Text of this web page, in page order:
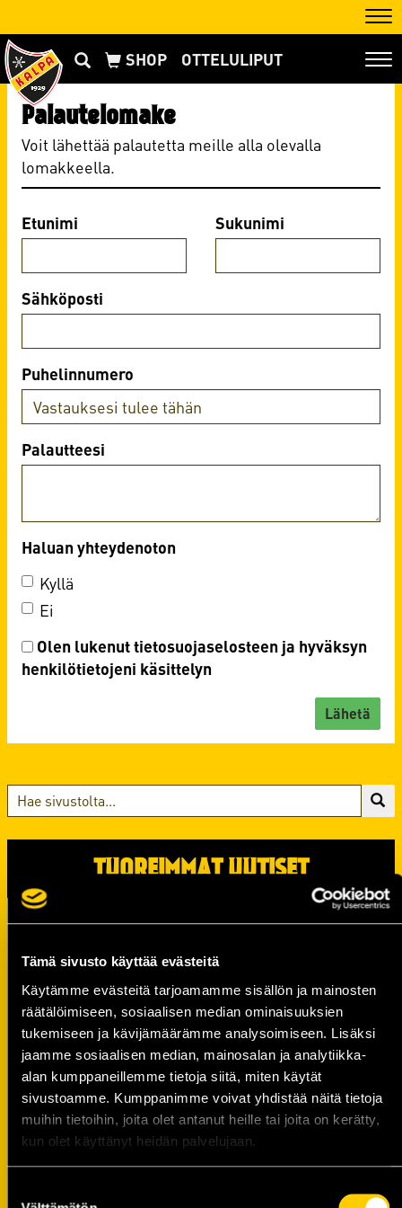
Tämä sivusto käyttää evästeitä
Käytämme evästeitä tarjoamamme sisällön ja mainosten
räätälöimiseen, sosiaalisen median ominaisuuksien
tukemiseen ja kävijämäärämme analysoimiseen. Lisäksi
jaamme sosiaalisen median, mainosalan ja analytiikka-
alan kumppaneillemme tietoja siitä, miten käytät
sivustoamme. Kumppanimme voivat yhdistää näitä tietoja
muihin tietoihin, joita olet antanut heille tai joita on kerätty,
kun olet käyttänyt heidän palvelujaan.
OTTELULIPUT
Palautelomake
Voit lähettää palautetta meille alla olevalla
lomakkeella.
Etunimi Sukunimi
Sähköposti
Puhelinnumero
Palautteesi
Haluan yhteydenoton
Kyllä
Ei
Olen lukenuttietosuojaselosteen ja hyväksyn
henkilötietojeni käsittelyn
Lähetä
TUOREIMMAT UUTISET
07.08.
06.08.
KalPan kapteenisto Liiga-kaudelle
2026–2027 on valittu
05.08.
Tule pelaamaan hyvän asian puolesta –
Kalevan Pallo Golf -
hyväntekeväisyystapahtuma to 27.8.
Tilaa MTV Katsomo+ Urheilu